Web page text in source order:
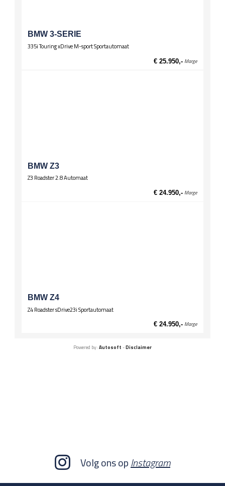
BMW 3-SERIE
335i Touring xDrive M-sport Sportautomaat
€ 25.950,- Marge
BMW Z3
Z3 Roadster 2.8 Automaat
€ 24.950,- Marge
BMW Z4
Z4 Roadster sDrive23i Sportautomaat
€ 24.950,- Marge
Powered by: Autosoft -Disclaimer
Volg ons opInstagram